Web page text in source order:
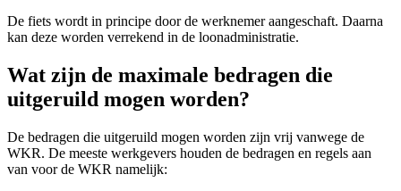
De fiets wordt in principe door de werknemer aangeschaft. Daarna
kan deze worden verrekend in de loonadministratie.
Wat zijn de maximale bedragen die
uitgeruild mogen worden?
De bedragen die uitgeruild mogen worden zijn vrij vanwege de
WKR. De meeste werkgevers houden de bedragen en regels aan
van voor de WKR namelijk: